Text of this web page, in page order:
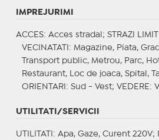
IMPREJURIMI
ACCES: Acces stradal; STRAZI
VECINATATI : Magazine, Piata,
Transport public, Metrou, Parc,
Restaurant, Loc de joaca, Spital,
ORIENTARI : Sud - Vest; VEDERE :
UTILITATI/SERVICII
UTILITATI : Apa, Gaze, Curent 220V;